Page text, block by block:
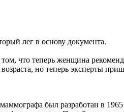
лег в основу документа.
что теперь женщина
но теперь эксперты
был разработан в